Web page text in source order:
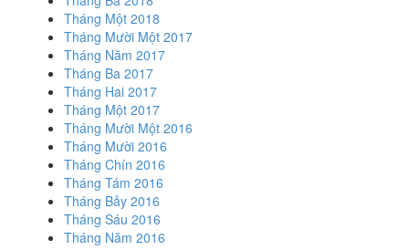
Tháng Một 2018
Tháng Mười Một 2017
Tháng Năm 2017
Tháng Ba 2017
Tháng Hai 2017
Tháng Một 2017
Tháng Mười Một 2016
Tháng Mười 2016
Tháng Chín 2016
Tháng Tám 2016
Tháng Bảy 2016
Tháng Sáu 2016
Tháng Năm 2016